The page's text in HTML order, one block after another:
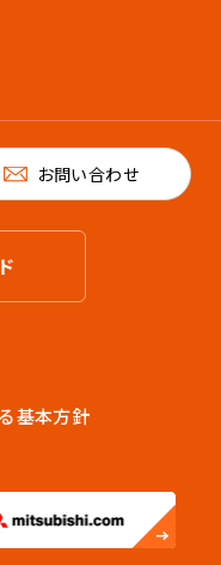
お問い合わせ
基本方針